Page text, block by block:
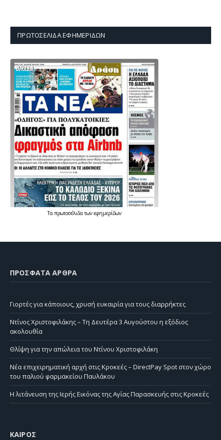
ΠΡΩΤΟΣΈΛΙΔΑ ΕΦΗΜΕΡΊΔΩΝ
Τα πρωτοσέλιδατων εφημερίδων
ΠΡΌΣΦΑΤΑ ΆΡΘΡΑ
Γιορτές για κάποιους, χρυσή ευκαιρία για τους διαρρήκτες
Ντίνος Χριστοφιλάκης – Τη Δευτέρα 3 Αυγούστου η εξόδιος
ακολουθία
Θλίψη για την απώλεια του Ντίνου Χριστοφιλάκη
Νέα επιχειρηματική αρχή στις Κροκεές – DirectPay Spot στον χώρο
του παλιού φαρμακείου Παυλάκου
Η λιτάνευση της Ιερής Εικόνας της Αγίας Παρασκευής στις Κροκεές
ΚΑΙΡΌΣ